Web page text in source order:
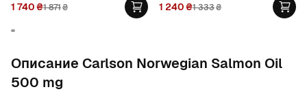
1 740₴1 871₴ 1 240₴1 333₴
Oписание Carlson Norwegian Salmon Oil
500 mg